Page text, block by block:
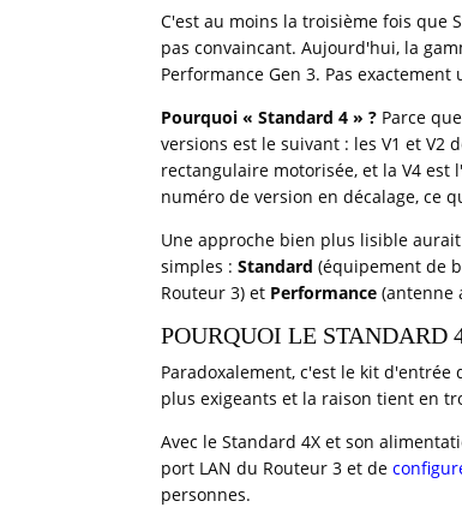
C'est au moins la troisième fois que
pas convaincant. Aujourd'hui, la
Performance Gen 3. Pas
Pourquoi « Standard 4 » ? Parce
versions est le suivant : les V1 et
rectangulaire motorisée, et la V4
numéro de version en décalage, ce
Une approche bien plus lisible
simples :Standard (équipement de
Routeur 3) et Performance (antenne
POURQUOI LE STANDARD
Paradoxalement, c'est le kit
plus exigeants et la raison tient en
Avec le Standard 4X et son
port LAN du Routeur 3 et de
personnes.